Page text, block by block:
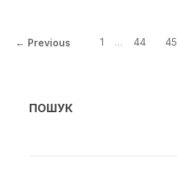
← Previous 1 … 44 45
ПОШУК